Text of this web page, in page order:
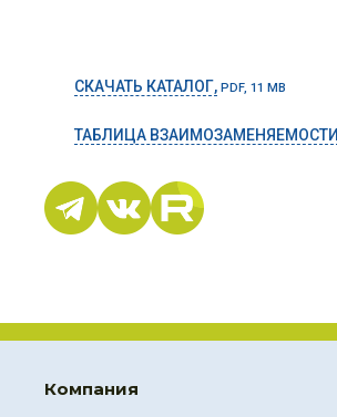
СКАЧАТЬ КАТАЛОГ, PDF, 11 MB
ТАБЛИЦА ВЗАИМОЗАМЕНЯЕМОСТИ
Компания